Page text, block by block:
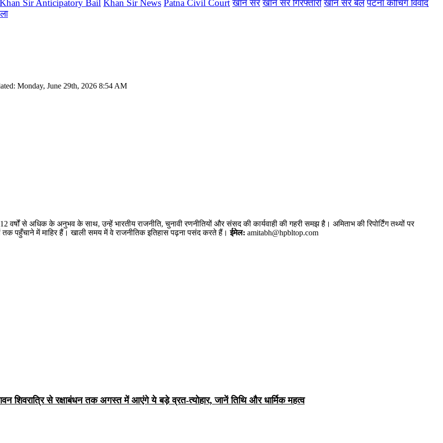
Khan Sir Anticipatory Bail Khan Sir News Patna Civil Court खान सर खान सर गिरफ्तारी खान सर बेल पटना कोचिंग विवाद
Monday, June 29th, 2026 8:54 AM
वर्षों से अधिक के अनुभव के साथ, उन्हें भारतीय राजनीति, चुनावी रणनीतियों और संसद की कार्यवाही की गहरी समझ है। अमिताभ की रिपोर्टिंग तथ्यों पर
तक पहुँचाने में माहिर हैं। खाली समय में वे राजनीतिक इतिहास पढ़ना पसंद करते हैं।ईमेल: amitabh@hpbltop.com
शिवरात्रि से रक्षाबंधन तक अगस्त में आएंगे ये बड़े व्रत-त्योहार, जानें तिथि और धार्मिक महत्व